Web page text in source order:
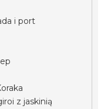
i port
z jaskinią